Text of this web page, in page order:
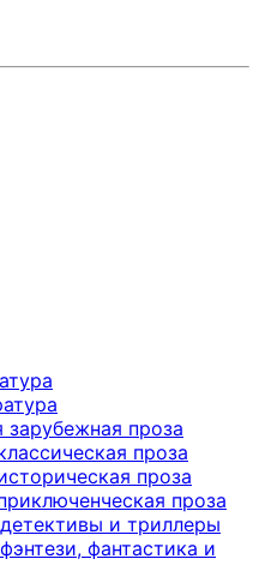
проза
проза
проза
проза
и триллеры
фантастика и